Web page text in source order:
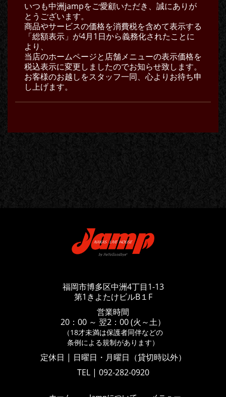
いつも中洲jampをご愛顧いただき、誠にありが
とうございます。
商品やサービスの価格を消費税を含めて表示する
「総額表示」が4月1日から義務化されたことに
より、
当店のホームページと店舗メニューの表示価格を
税込表示に変更しましたのでお知らせ致します。
お客様のお越しをスタッフ一同、心よりお待ち申
し上げます。
福岡市博多区中洲4丁目1-13
第1きよたけビルB１F
営業時間
20：00 ～ 翌2：00 (火～土）
（18才未満は保護者同伴などの
条例による規制があります）
定休日 | 日曜日・月曜日（貸切時以外）
TEL | 092-282-0920